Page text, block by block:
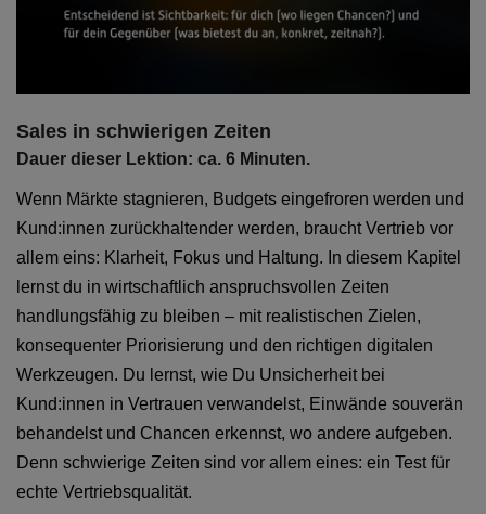
Sales in schwierigen Zeiten
Dauer dieser Lektion: ca. 6 Minuten.
Wenn Märkte stagnieren, Budgets eingefroren werden und
Kund:innen zurückhaltender werden, braucht Vertrieb vor
allem eins: Klarheit, Fokus und Haltung. In diesem Kapitel
lernst du in wirtschaftlich anspruchsvollen Zeiten
handlungsfähig zu bleiben – mit realistischen Zielen,
konsequenter Priorisierung und den richtigen digitalen
Werkzeugen. Du lernst, wie Du Unsicherheit bei
Kund:innen in Vertrauen verwandelst, Einwände souverän
behandelst und Chancen erkennst, wo andere aufgeben.
Denn schwierige Zeiten sind vor allem eines: ein Test für
echte Vertriebsqualität.